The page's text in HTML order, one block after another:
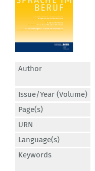
Author
Issue/Year (Volume)
Page(s)
URN
Language(s)
Keywords